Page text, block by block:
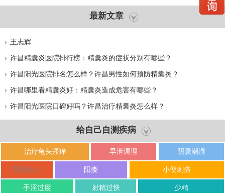
最新文章
王志辉
许昌精囊炎医院排行榜：精囊炎的症状分别有哪些？
许昌阳光医院排名怎么样？许昌男性如何预防精囊炎？
许昌哪里看精囊炎好：精囊炎造成危害有哪些？
许昌阳光医院口碑好吗？许昌治疗精囊炎怎么样？
给自己自测疾病
治疗龟头瘙痒 早泄调理 阴囊潮湿
阴茎短小 阳痿 小便刺痛
手淫过度 射精过快 少精